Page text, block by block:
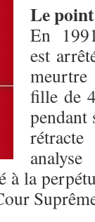
Le
En
est
fille de
pendant
à la